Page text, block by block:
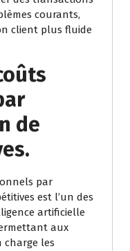
courants,
client plus fluide
de
par
est l’un des
artificielle
aux
charge les